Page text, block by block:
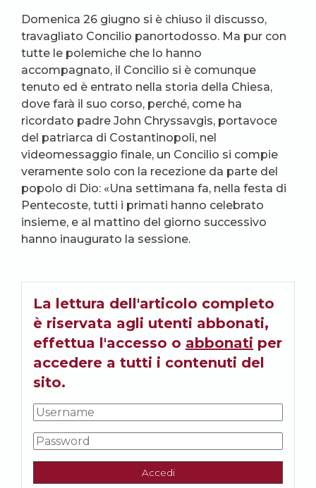
Domenica 26 giugno si è chiuso il discusso,
travagliato Concilio panortodosso. Ma pur con
tutte le polemiche che lo hanno
accompagnato, il Concilio si è comunque
tenuto ed è entrato nella storia della Chiesa,
dove farà il suo corso, perché, come ha
ricordato padre John Chryssavgis, portavoce
del patriarca di Costantinopoli, nel
videomessaggio finale, un Concilio si compie
veramente solo con la recezione da parte del
popolo di Dio: «Una settimana fa, nella festa di
Pentecoste, tutti i primati hanno celebrato
insieme, e al mattino del giorno successivo
hanno inaugurato la sessione.
La lettura dell'articolo completo
è riservata agli utenti abbonati,
effettua l'accesso o abbonati per
accedere a tutti i contenuti del
sito.
Accedi